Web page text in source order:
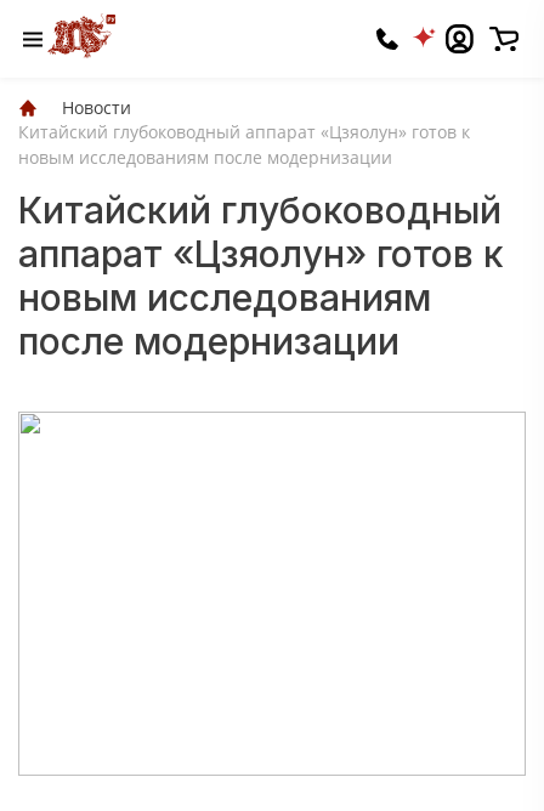
Новости
Китайский глубоководный аппарат «Цзяолун» готов к
новым исследованиям после модернизации
Китайский глубоководный
аппарат «Цзяолун» готов к
новым исследованиям
после модернизации